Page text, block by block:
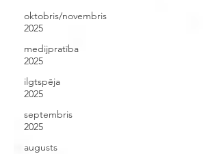
oktobris/novembris
2025
medijpratība
2025
ilgtspēja
2025
septembris
2025
augusts